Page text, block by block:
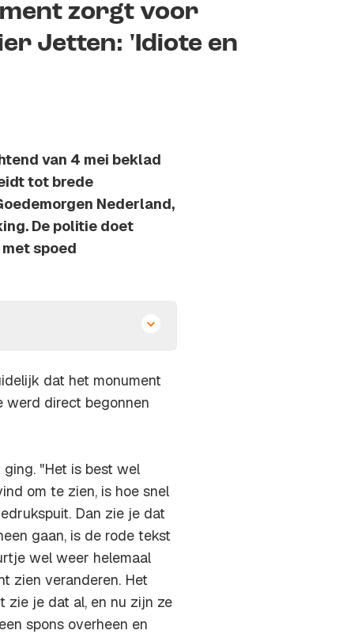
zorgt voor
Jetten: 'Idiote en
van 4 mei beklad
tot brede
Nederland,
De politie doet
spoed
dat het monument
werd direct begonnen
"Het is best wel
om te zien, is hoe snel
Dan zie je dat
gaan, is de rode tekst
wel weer helemaal
zien veranderen. Het
zie je dat al, en nu zijn ze
spons overheen en